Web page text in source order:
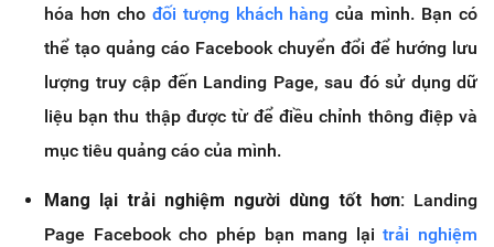
hóa hơn cho đối tượng khách hàng của mình. Bạn có
thể tạo quảng cáo Facebook chuyển đổi để hướng lưu
lượng truy cập đến Landing Page, sau đó sử dụng dữ
liệu bạn thu thập được từ để điều chỉnh thông điệp và
mục tiêu quảng cáo của mình.
Mang lại trải nghiệm người dùng tốt hơn: Landing
Page Facebook cho phép bạn mang lạitrải nghiệm